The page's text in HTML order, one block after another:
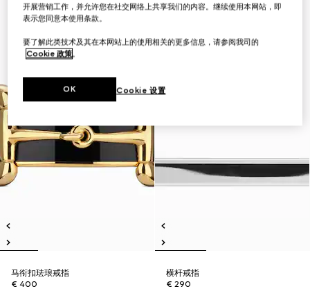
马衔扣珐琅戒指
€ 400
横杆戒指
€ 290
开展营销工作，并允许您在社交网络上共享我们的内容。继续使用本网站，即
表示您同意本使用条款。
要了解此类技术及其在本网站上的使用相关的更多信息，请参阅我司的
Cookie 政策。
Cookie 设置
OK